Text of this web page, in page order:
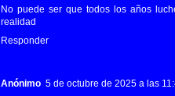
No puede ser que todos los años
realidad
Responder
Anónimo 5 de octubre de 2025 a las